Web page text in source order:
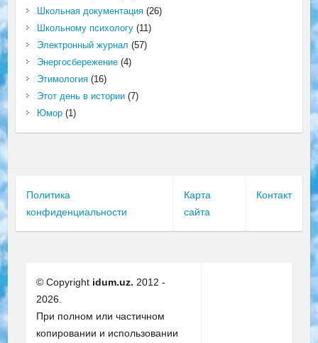
Школьная документация(26)
Школьному психологу(11)
Электронный журнал (57)
Энергосбережение(4)
Этимология(16)
Этот день в истории(7)
Юмор(1)
Политика
конфиденциальности
Карта
сайта
Контакт
© Copyright idum.uz. 2012 -
2026.
При полном или частичном
копировании и использовании